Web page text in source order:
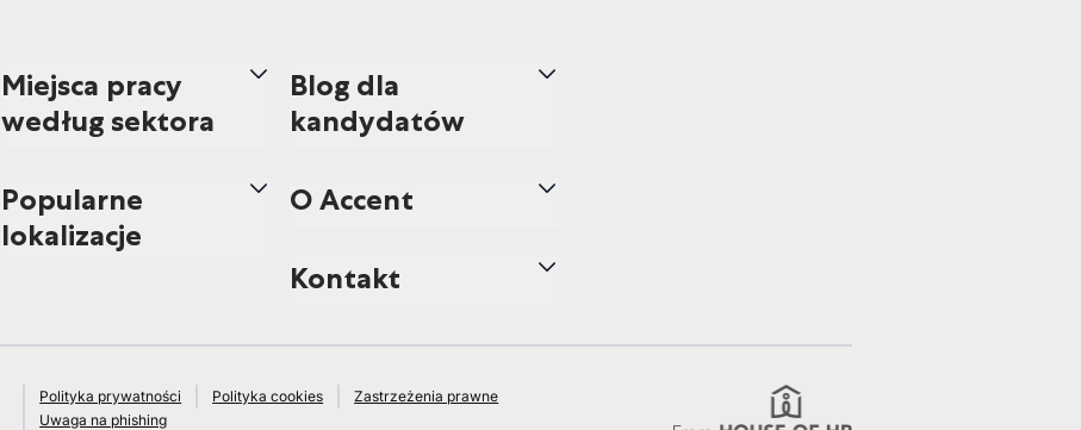
Miejsca pracy
według sektora
Popularne
lokalizacje
Blog dla
kandydatów
O Accent
Kontakt
Polityka prywatności Polityka cookies
Zastrzeżenia prawne
Uwaga na phishing